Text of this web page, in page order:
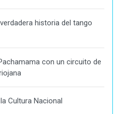
historia del tango
con un circuito de
Cultura Nacional